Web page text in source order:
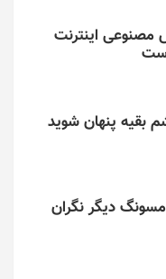
اینترنت
دیگر نگران